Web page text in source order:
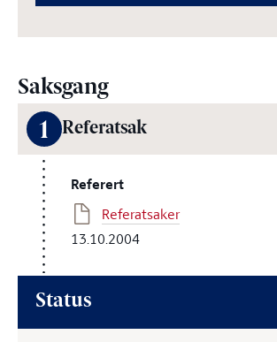
Saksgang
1 Referatsak
Referert
Referatsaker
13.10.2004
Status